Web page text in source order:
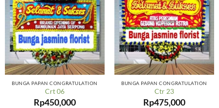
BUNGA PAPAN CONGRATULATION
Crt 06
Rp450,000
BUNGA PAPAN CONGRATULATION
Ctr 23
Rp475,000